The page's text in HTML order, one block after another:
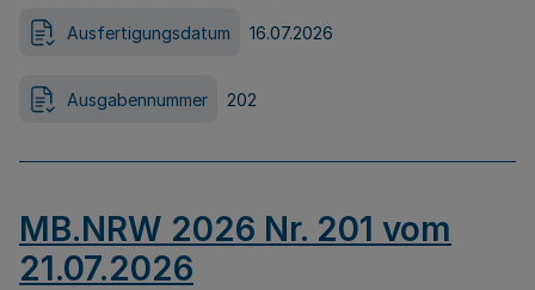
Ausfertigungsdatum 16.07.2026
Ausgabennummer 202
MB.NRW 2026 Nr. 201 vom
21.07.2026